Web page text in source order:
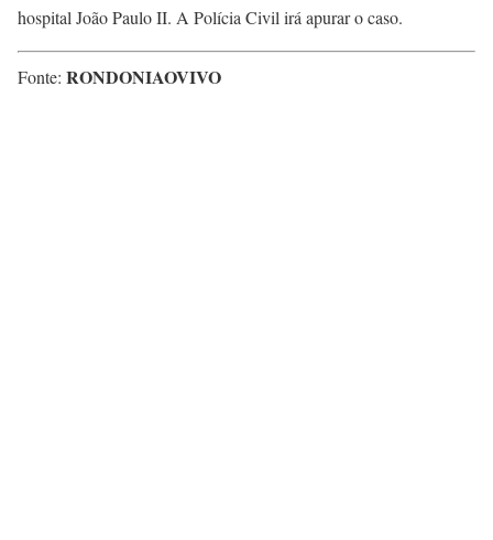
hospital João Paulo II. A Polícia Civil irá apurar o caso.
Fonte: RONDONIAOVIVO